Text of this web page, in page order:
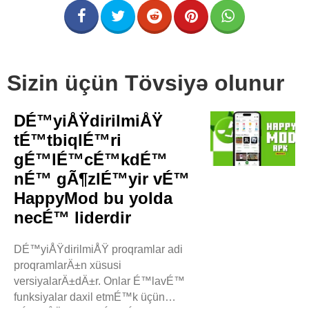
Sizin üçün Tövsiyə olunur
DÉ™yiÅŸdirilmiÅŸ
tÉ™tbiqlÉ™ri
gÉ™lÉ™cÉ™kdÉ™
nÉ™ gÃ¶zlÉ™yir vÉ™
HappyMod bu yolda
necÉ™ liderdir
DÉ™yiÅŸdirilmiÅŸ proqramlar adi
proqramlarÄ±n xüsusi
versiyalarÄ±dÄ±r. Onlar É™lavÉ™
funksiyalar daxil etmÉ™k üçün